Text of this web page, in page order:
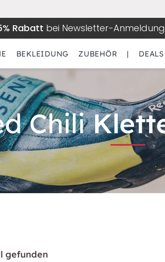
Rabatt bei Newsletter-Anmeldung
BEKLEIDUNG ZUBEHÖR | DEALS
Chili
gefunden